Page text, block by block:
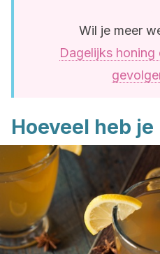
Wil je meer
Dagelijks
Hoeveel heb